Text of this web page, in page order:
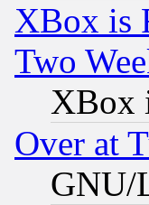
XBox is
Two
XBox
Over at
GNU/